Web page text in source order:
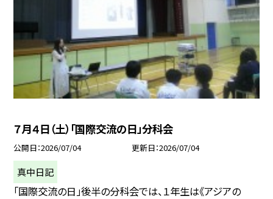
７月４日（土）「国際交流の日」分科会
公開日 2026/07/04 更新日 2026/07/04
真中日記
「国際交流の日」後半の分科会では、１年生は《アジアの